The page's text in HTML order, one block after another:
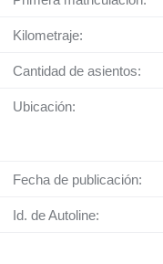
Kilometraje:
Cantidad de asientos:
Ubicación:
Fecha de publicación:
Id. de Autoline: